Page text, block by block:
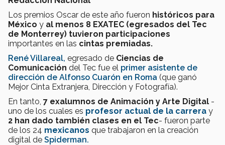
Los premios Oscar de este año fueron históricos para
México y al menos 8 EXATEC (egresados del Tec
de Monterrey) tuvieron participaciones
importantes en las cintas premiadas.
René Villareal, egresado de Ciencias de
Comunicación del Tec fue el primer asistente de
dirección de Alfonso Cuarón en Roma (que ganó
Mejor Cinta Extranjera, Dirección y Fotografía).
En tanto, 7 exalumnos de Animación y Arte Digital -
uno de los cuales es profesor actual de la carrera y
2 han dado también clases en el Tec- fueron parte
de los 24 mexicanos que trabajaron en la creación
digital de Spiderman.